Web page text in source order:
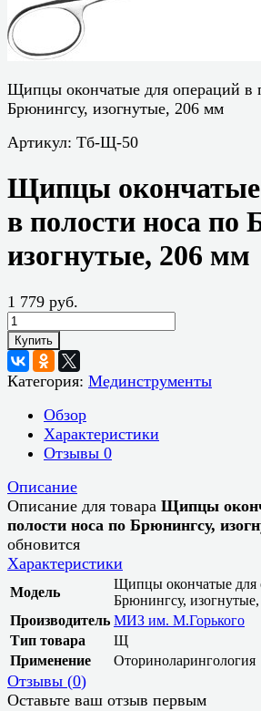
Щипцы окончатые для операций в
Брюнингсу, изогнутые, 206 мм
Артикул: Тб-Щ-50
Щипцы окончатые
в полости носа по
изогнутые, 206 мм
1 779 руб.
Купить
Категория: Мединструменты
Обзор
Характеристики
Отзывы 0
Описание
Описание для товара Щипцы
полости носа по Брюнингсу,
обновится
Характеристики
Модель
Щипцы окончатые для
Брюнингсу,
Производитель МИЗ им. М.Горького
Тип товара
Щ
Применение
Оториноларингология
Отзывы (0)
Оставьте ваш отзыв первым